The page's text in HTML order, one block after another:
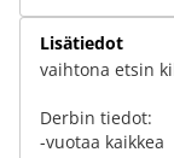
Lisätiedot
vaihtona etsin
Derbin tiedot:
-vuotaa kaikkea